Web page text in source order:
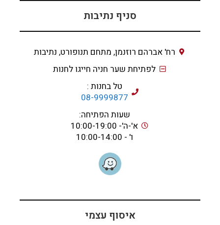
סניף נתיבות
רח' אברהם רוזנמן, מתחם תנופורט, נתיבות
לפתיחת שער חניה חייגו לחנות
טל בחנות :
08-9999877
שעות הפתיחה:
א'-ה'- 10:00-19:00
ו' - 10:00-14:00
איסוף עצמי